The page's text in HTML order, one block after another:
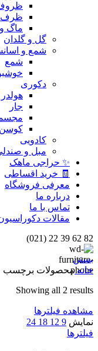
ظرف
ماگ و
گل و گلدان
شمع و
شمع
دکوری
جار
کادویی
مبل و
✨ حراجی ماهک
🧾 خرید اقساطی
معرفی فروشگاه
درباره ما
تماس با ما
مقالات
82 62 39 22 (021)
بستن
خانهمحصولات برچسب
Showing all 2 results
مشاهده فیلترها
نمایش 9
12
18
24
فیلترها